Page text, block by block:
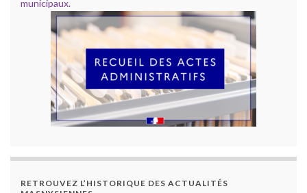
municipaux.
RETROUVEZ L’HISTORIQUE DES ACTUALITÉS